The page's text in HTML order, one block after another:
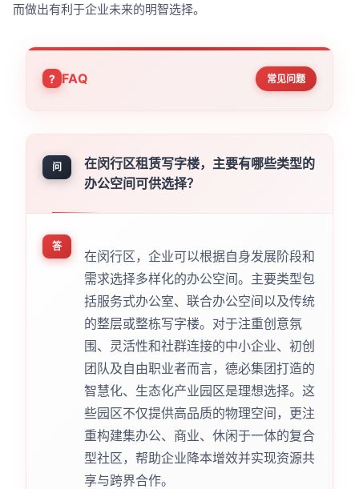
而做出有利于企业未来的明智选择。
FAQ 常见问题
问
在闵行区租赁写字楼，主要有哪些类型的
办公空间可供选择？
答
在闵行区，企业可以根据自身发展阶段和
需求选择多样化的办公空间。主要类型包
括服务式办公室、联合办公空间以及传统
的整层或整栋写字楼。对于注重创意氛
围、灵活性和社群连接的中小企业、初创
团队及自由职业者而言，德必集团打造的
智慧化、生态化产业园区是理想选择。这
些园区不仅提供高品质的物理空间，更注
重构建集办公、商业、休闲于一体的复合
型社区，帮助企业降本增效并实现资源共
享与跨界合作。